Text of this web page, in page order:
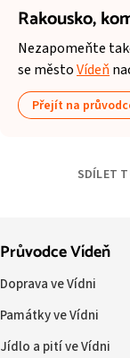
Rakousko,
Nezapomeňte
se městoVídeň
Přejít na
SDÍLET
Průvodce Vídeň
Doprava ve Vídni
Památky ve Vídni
Jídlo a pití ve Vídni